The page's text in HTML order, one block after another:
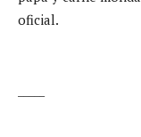
oficial.